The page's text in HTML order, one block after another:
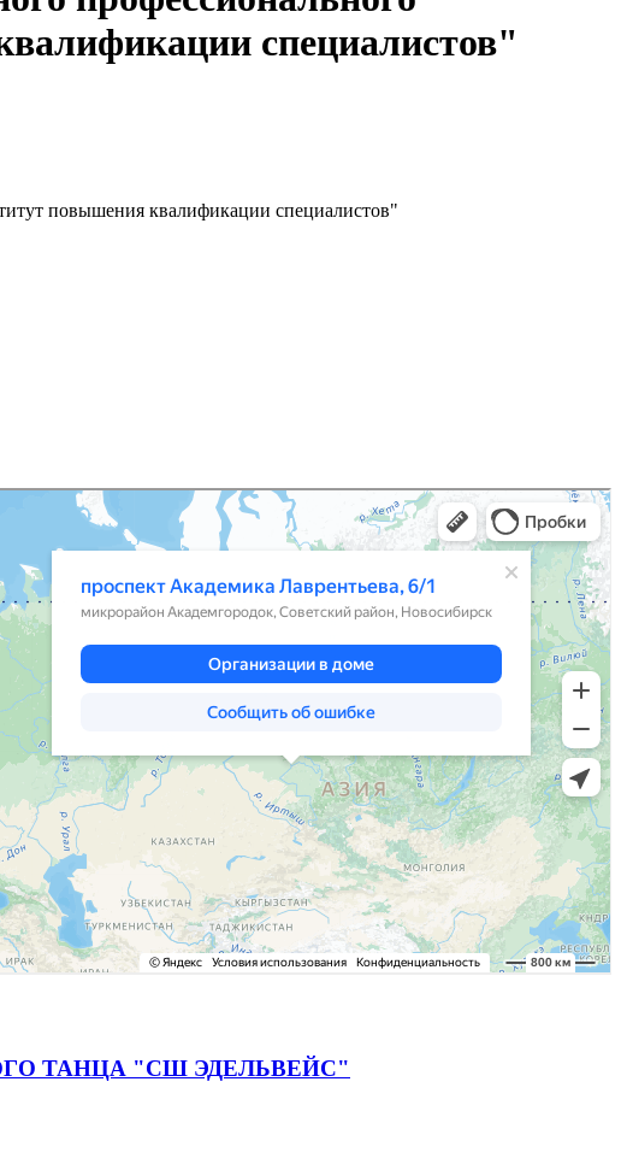
специалистов"
повышения квалификации специалистов"
ТАНЦА "СШ ЭДЕЛЬВЕЙС"